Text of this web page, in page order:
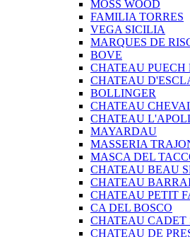
MOSS WOOD
FAMILIA TORRES
VEGA SICILIA
MARQUES DE
BOVE
CHATEAU PUECH
CHATEAU
BOLLINGER
CHATEAU
CHATEAU
MAYARDAU
MASSERIA
MASCA DEL
CHATEAU BEAU
CHATEAU
CHATEAU PETIT
CA DEL BOSCO
CHATEAU CADET
CHATEAU DE